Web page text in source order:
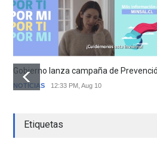
Gobierno lanza campaña de
NOTICIAS 12:33 PM, Aug 10
Etiquetas